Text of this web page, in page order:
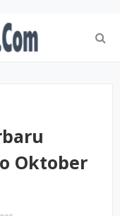
Oktober